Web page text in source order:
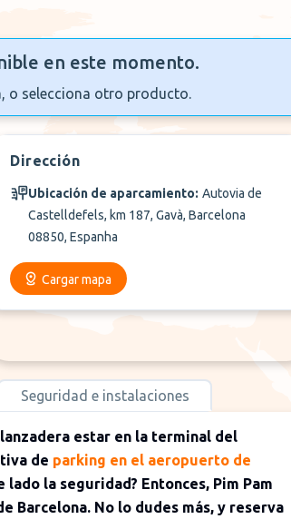
en este momento.
o selecciona otro producto.
Dirección
Ubicación de aparcamiento: Autovia de
Castelldefels, km 187, Gavà, Barcelona
08850, Espanha
Cargar mapa
Seguridad e instalaciones
estar en la terminal del
de parking en el aeropuerto de
la seguridad? Entonces, Pim Pam
Barcelona. No lo dudes más, y reserva